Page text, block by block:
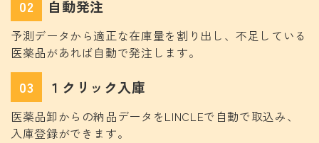
02 自動発注
予測データから適正な在庫量を割り出し、不足している
医薬品があれば自動で発注します。
03 １クリック入庫
医薬品卸からの納品データをLINCLEで自動で取込み、
入庫登録ができます。